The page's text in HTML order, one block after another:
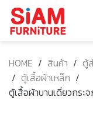
HOME / สินค้า / ตู้
/ ตู้เสื้อผ้าเหล็ก /
ตู้เสื้อผ้าบานเดี่ยวกระ